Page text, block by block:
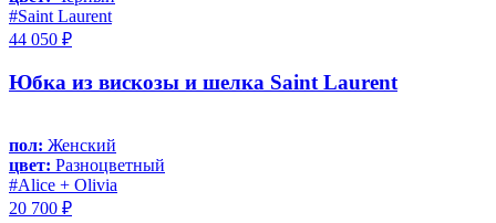
#Saint Laurent
44 050 ₽
Юбка из вискозы и шелка Saint Laurent
пол: Женский
цвет: Разноцветный
#Alice + Olivia
20 700 ₽